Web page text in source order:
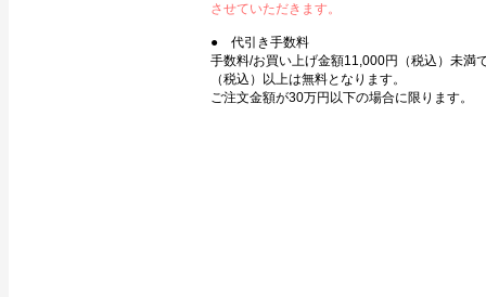
させていただきます。
● 代引き手数料
手数料/お買い上げ金額11,000円（税込）未満
（税込）以上は無料となります。
ご注文金額が30万円以下の場合に限ります。